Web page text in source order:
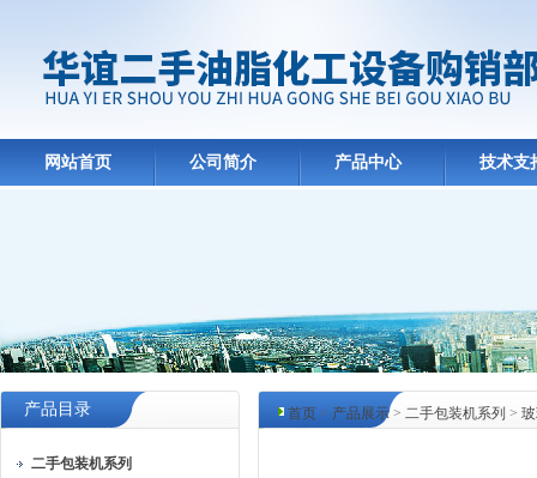
网站首页 公司简介 产品中心 技术支
产品目录
二手包装机系列
首页 > 产品展示> 二手包装机系列 >